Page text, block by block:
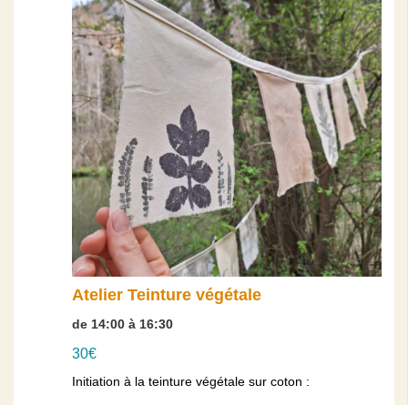
Atelier Teinture végétale
de 14:00 à 16:30
30€
Initiation à la teinture végétale sur coton :